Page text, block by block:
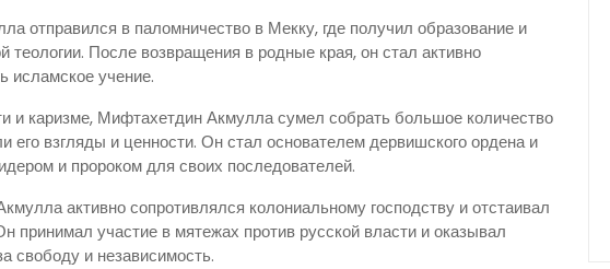
отправился в паломничество в Мекку, где получил образование и
теологии. После возвращения в родные края, он стал активно
исламское учение.
и каризме, Мифтахетдин Акмулла сумел собрать большое количество
его взгляды и ценности. Он стал основателем дервишского ордена и
и пророком для своих последователей.
активно сопротивлялся колониальному господству и отстаивал
принимал участие в мятежах против русской власти и оказывал
и независимость.